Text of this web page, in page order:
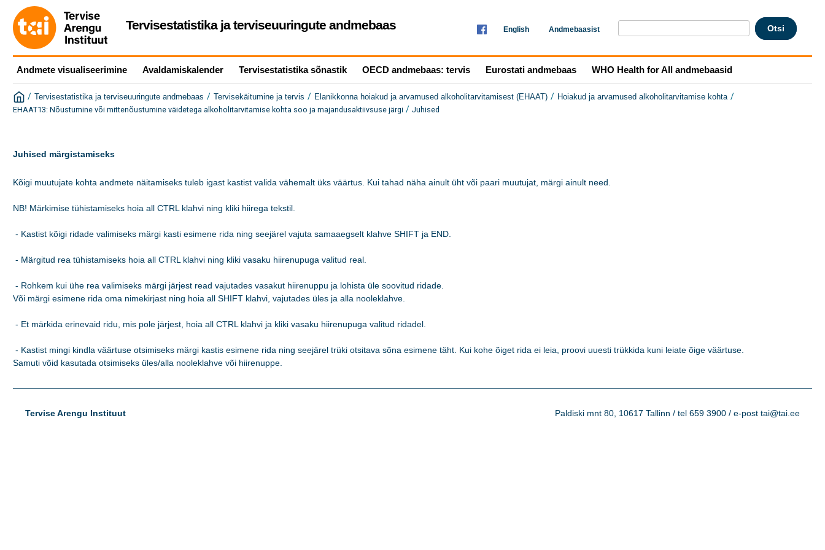
Tervisestatistika ja terviseuuringute andmebaas English Andmebaasist
Andmete visualiseerimine Avaldamiskalender Tervisestatistika sõnastik OECD andmebaas: tervis Eurostati andmebaas WHO Health for All andmebaasid
/ Tervisestatistika ja terviseuuringute andmebaas / Tervisekäitumine ja tervis / Elanikkonna hoiakud ja arvamused alkoholitarvitamisest (EHAAT) / Hoiakud ja arvamused alkoholitarvitamise kohta /
EHAAT13: Nõustumine või mittenõustumine väidetega alkoholitarvitamise kohta soo ja majandusaktiivsuse järgi / Juhised
Juhised märgistamiseks
Kõigi muutujate kohta andmete näitamiseks tuleb igast kastist valida vähemalt üks väärtus. Kui tahad näha ainult üht või paari muutujat, märgi ainult need.
NB! Märkimise tühistamiseks hoia all CTRL klahvi ning kliki hiirega tekstil.
- Kastist kõigi ridade valimiseks märgi kasti esimene rida ning seejärel vajuta samaaegselt klahve SHIFT ja END.
- Märgitud rea tühistamiseks hoia all CTRL klahvi ning kliki vasaku hiirenupuga valitud real.
- Rohkem kui ühe rea valimiseks märgi järjest read vajutades vasakut hiirenuppu ja lohista üle soovitud ridade.
Või märgi esimene rida oma nimekirjast ning hoia all SHIFT klahvi, vajutades üles ja alla nooleklahve.
- Et märkida erinevaid ridu, mis pole järjest, hoia all CTRL klahvi ja kliki vasaku hiirenupuga valitud ridadel.
- Kastist mingi kindla väärtuse otsimiseks märgi kastis esimene rida ning seejärel trüki otsitava sõna esimene täht. Kui kohe õiget rida ei leia, proovi uuesti trükkida kuni leiate õige väärtuse.
Samuti võid kasutada otsimiseks üles/alla nooleklahve või hiirenuppe.
Tervise Arengu Instituut Paldiski mnt 80, 10617 Tallinn / tel 659 3900 / e-post tai@tai.ee